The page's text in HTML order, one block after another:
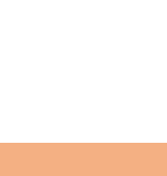
Gaaanz mögen